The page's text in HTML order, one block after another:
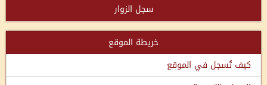
سجل الزوار
خريطة الموقع
كيف تُسجل في الموقع